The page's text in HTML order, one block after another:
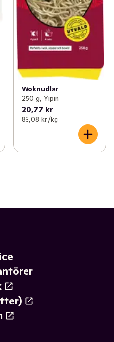
Woknudlar
250 g, Yipin
20,77 kr
83,08 kr /kg